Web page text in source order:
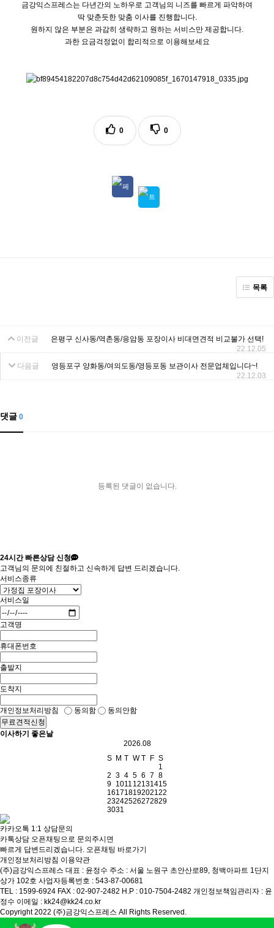
금강익스프레스는 다년간의 노하우로 고객님의 니즈를 빠르게 파악하여
딱 맞춘듯한 맞춤 이사를 진행합니다.
원하지 않은 부분은 과감히 생략하고 원하는 서비스만 제공합니다.
과한 요금걱정없이 합리적으로 이용해보세요
0 0
목록
이전글
은평구 신사동/역촌동/응암동 포장이사 비대면견적 비교불가 선택!
22.12.05
다음글
영등포구 양화동/여의도동/영등포동 보관이사 전문업체입니다~!
22.12.03
댓글 0
등록된 댓글이 없습니다.
24시간빠른상담 신청
고객님의 문의에 친절하고 신속하게 답변 드리겠습니다.
서비스종류
서비스일
고객명
휴대폰번호
출발지
도착지
개인정보처리방침 동의함
동의안함
무료견적신청
이사하기 좋은날
2026.08
S M T W T F S
1
2 3 4 5 6 7 8
9 1011 12131415
16171819202122
23242526272829
3031
카카오톡 1:1 상담문의
카톡상담 오픈채팅으로 문의주시면
빠르게 답변드리겠습니다. 오픈채팅 바로가기
개인정보처리방침 이용약관
(주)금강익스프레스 대표 : 윤정수 주소 : 서울 노원구 초안산로89, 청백아파트 1단지
상가 102호 사업자등록번호 : 543-87-00681
TEL : 1599-6924 FAX : 02-907-2482 H.P : 010-7504-2482 개인정보책임관리자 : 윤
정수 이메일 : kk24@kk24.co.kr
Copyright 2022 (주)금강익스프레스 All Rights Reserved.